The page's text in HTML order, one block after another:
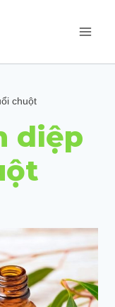
chuột
diệp